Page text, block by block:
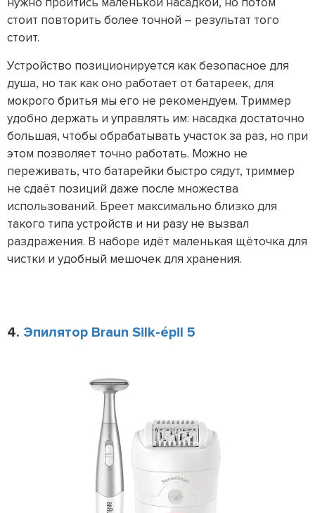
стоит повторить более точной – результат того
стоит.
Устройство позиционируется как безопасное для
душа, но так как оно работает от батареек, для
мокрого бритья мы его не рекомендуем. Триммер
удобно держать и управлять им: насадка достаточно
большая, чтобы обрабатывать участок за раз, но при
этом позволяет точно работать. Можно не
переживать, что батарейки быстро сядут, триммер
не сдаёт позиций даже после множества
использований. Бреет максимально близко для
такого типа устройств и ни разу не вызвал
раздражения. В наборе идёт маленькая щёточка для
чистки и удобный мешочек для хранения.
4. Эпилятор Braun Silk-épil 5